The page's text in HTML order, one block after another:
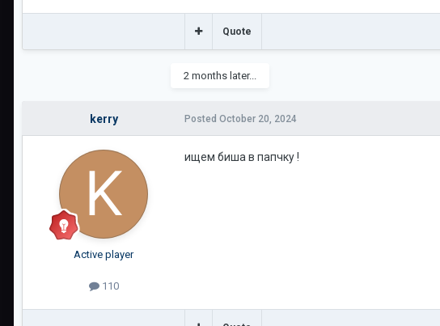
Quote
2 months later...
kerry
Active player
110
Posted October 20, 2024
ищем биша в папчку !